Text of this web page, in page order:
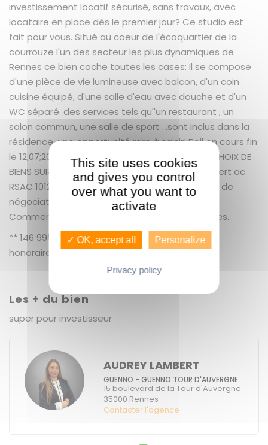
investissement locatif sécurisé, sans travaux, avec
locataire en place dès le premier jour? Ce studio est
fait pour vous. Situé au coeur de l'écoquartier de la
courrouze l'un des secteur les plus dynamiques de
Rennes ce bien coche toutes les cases: Il se compose
d'une pièce de vie lumineuse avec balcon, d'un coin
cuisine équipé, d'une salle d'eau avec douche et d'un
WC séparé. des services tels qu''un restaurant , un
salon commun, une salle de sport ...sont inclus dans la
résidence. une opportunité rare à saisir! Bail en cours fin
le 12;07;2030 GUENNO IMMOBILIER LE PLS GRAND CHOIX DE
BIENS SUR RENNES ET SA PERIPHERIE. Audrey Lambert ac
RSAC 101270890 0744898189 + 6.13 % honoraires de
négociation TTC. AUDREY LAMBERT (EI) Agent
Commercial - Numéro RSAC : 101270890 - Rennes.
** 146 995 € honoraires inclus | 138 500 € hors
honoraires
Nos honoraires
Les + du bien
super pour investisseur
AUDREY LAMBERT
GUENNO - GUENNO TOUR D'AUVERGNE
15 boulevard de la Tour d'Auvergne
35000 Rennes
Contacter l'agence
This site uses cookies
and gives you control
over what you want to
activate
✓ OK, accept all Personalize
Privacy policy